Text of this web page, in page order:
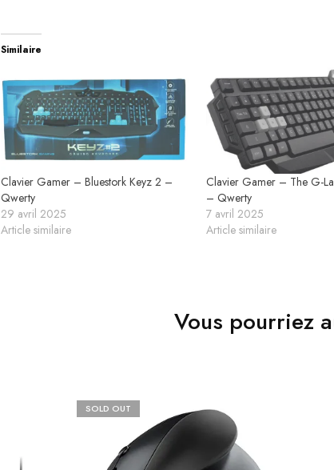
Similaire
Clavier Gamer – Bluestork Keyz 2 –
Qwerty
29 avril 2025
Article similaire
Clavier Gamer – The G-
– Qwerty
7 avril 2025
Article similaire
Vous pourriez
SOLD OUT